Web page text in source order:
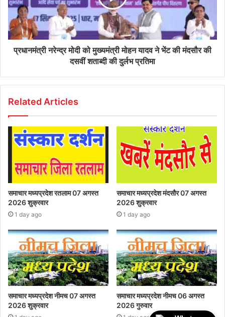
प्रधानमंत्री नरेन्द्र मोदी को मुख्यमंत्री मोहन यादव ने भेंट की मंदसौर की
दसवीं शताब्दी की दुर्लभ प्रतिमा
Related Articles
समाचार मध्यप्रदेश रतलाम 07 अगस्त
2026 शुक्रवार
1 day ago
समाचार मध्यप्रदेश मंदसौर 07 अगस्त
2026 शुक्रवार
1 day ago
समाचार मध्यप्रदेश नीमच 07 अगस्त
2026 शुक्रवार
समाचार मध्यप्रदेश नीमच 06 अगस्त
2026 गुरुवार